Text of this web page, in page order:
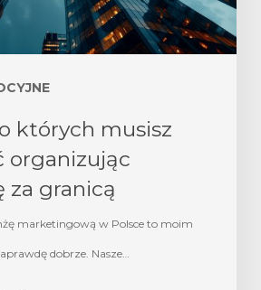
których musisz
organizując
za granicą
marketingową w Polsce to moim
dobrze. Nasze…